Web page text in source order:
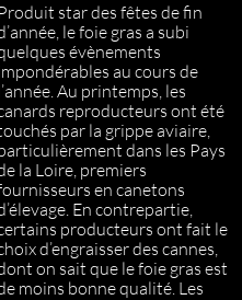
Produit star des fêtes de fin
le foie gras a subi
évènements
au cours de
Au printemps, les
reproducteurs ont été
par la grippe aviaire,
dans les Pays
la Loire, premiers
en canetons
En contrepartie,
producteurs ont fait le
d’engraisser des cannes,
on sait que le foie gras est
moins bonne qualité. Les